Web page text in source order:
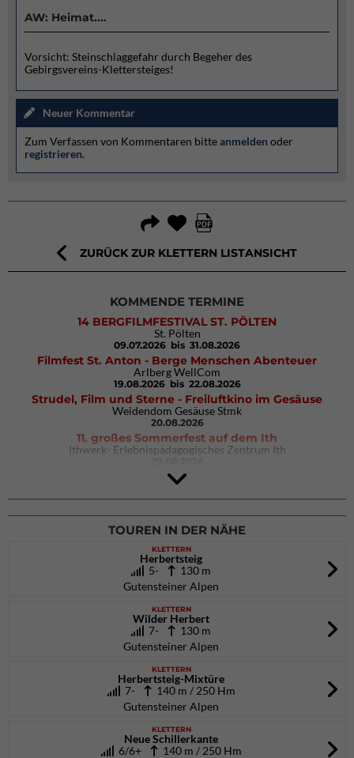
AW: Heimat....
Vorsicht: Steinschlaggefahr durch Begeher des
Gebirgsvereins-Klettersteiges!
Neuer Kommentar
Zum Verfassen von Kommentaren bitteanmelden oder
registrieren.
ZURÜCK ZUR KLETTERN LISTANSICHT
KOMMENDE TERMINE
14 BERGFILMFESTIVAL ST. PÖLTEN
St. Pölten
09.07.2026 bis 31.08.2026
Filmfest St. Anton - Berge Menschen Abenteuer
Arlberg WellCom
19.08.2026 bis 22.08.2026
Strudel, Film und Sterne - Freiluftkino im Gesäuse
Weidendom Gesäuse Stmk
20.08.2026
11. großes Sommerfest auf dem Ith
Ithwerk- Erlebnispädagogisches Zentrum Ith
4Blocs KIDS 2026
DAV Kletter- & Boulderzentrum München Süd (Thalkirchen)
26.09.2026
TOUREN IN DER NÄHE
KLETTERN
Herbertsteig
5-
130 m
Gutensteiner Alpen
KLETTERN
Wilder Herbert
7-
130 m
Gutensteiner Alpen
KLETTERN
Herbertsteig-Mixtüre
7- 140 m / 250 Hm
Gutensteiner Alpen
KLETTERN
Neue Schillerkante
6/6+ 140 m / 250 Hm